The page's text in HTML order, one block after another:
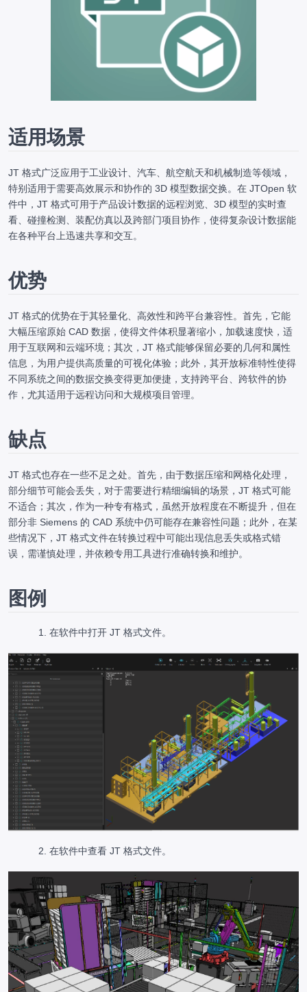
适用场景
JT 格式广泛应用于工业设计、汽车、航空航天和机械制造等领域，
特别适用于需要高效展示和协作的 3D 模型数据交换。在 JTOpen 软
件中，JT 格式可用于产品设计数据的远程浏览、3D 模型的实时查
看、碰撞检测、装配仿真以及跨部门项目协作，使得复杂设计数据能
在各种平台上迅速共享和交互。
优势
JT 格式的优势在于其轻量化、高效性和跨平台兼容性。首先，它能
大幅压缩原始 CAD 数据，使得文件体积显著缩小，加载速度快，适
用于互联网和云端环境；其次，JT 格式能够保留必要的几何和属性
信息，为用户提供高质量的可视化体验；此外，其开放标准特性使得
不同系统之间的数据交换变得更加便捷，支持跨平台、跨软件的协
作，尤其适用于远程访问和大规模项目管理。
缺点
JT 格式也存在一些不足之处。首先，由于数据压缩和网格化处理，
部分细节可能会丢失，对于需要进行精细编辑的场景，JT 格式可能
不适合；其次，作为一种专有格式，虽然开放程度在不断提升，但在
部分非 Siemens 的 CAD 系统中仍可能存在兼容性问题；此外，在某
些情况下，JT 格式文件在转换过程中可能出现信息丢失或格式错
误，需谨慎处理，并依赖专用工具进行准确转换和维护。
图例
在软件中打开 JT 格式文件。
在软件中查看 JT 格式文件。